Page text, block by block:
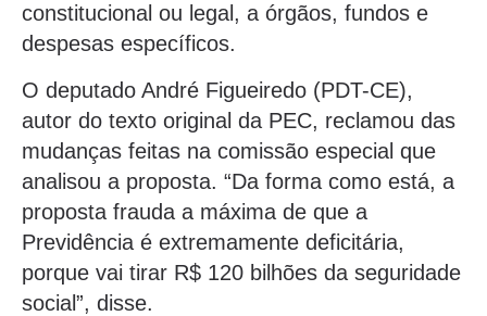
constitucional ou legal, a órgãos, fundos e
despesas específicos.
O deputado André Figueiredo (PDT-CE),
autor do texto original da PEC, reclamou das
mudanças feitas na comissão especial que
analisou a proposta. “Da forma como está, a
proposta frauda a máxima de que a
Previdência é extremamente deficitária,
porque vai tirar R$ 120 bilhões da seguridade
social”, disse.